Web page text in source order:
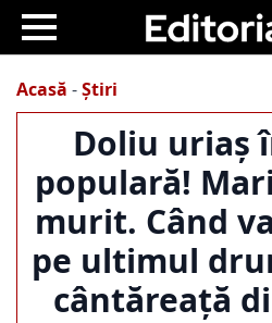
Acasă -Știri
Doliu uriaș
populară!
murit. Când
pe ultimul
cântăreață